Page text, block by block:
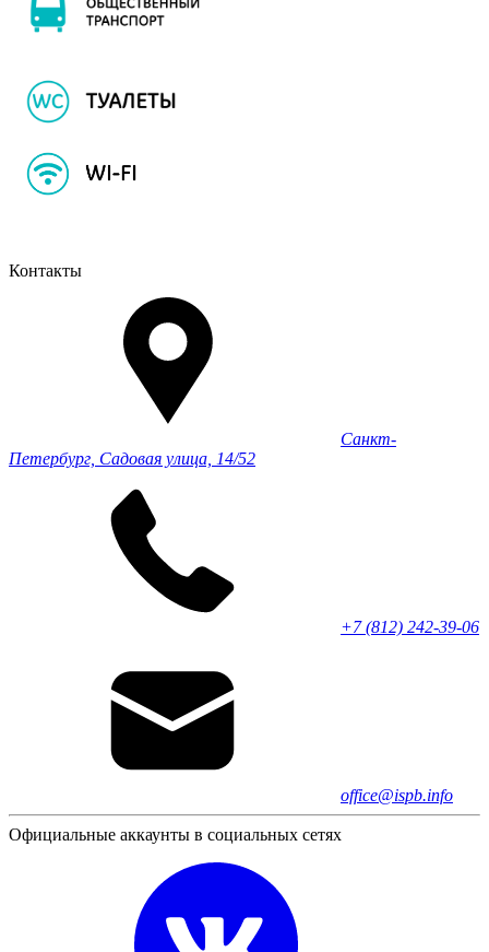
Контакты
Санкт-
Петербург, Садовая улица, 14/52
+7 (812) 242-39-06
office@ispb.info
Официальные аккаунты в социальных сетях